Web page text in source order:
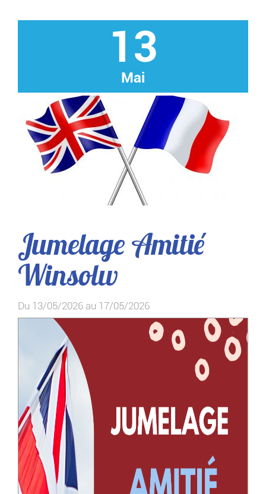
13
Mai
Jumelage Amitié
Winsolw
Du 13/05/2026 au 17/05/2026